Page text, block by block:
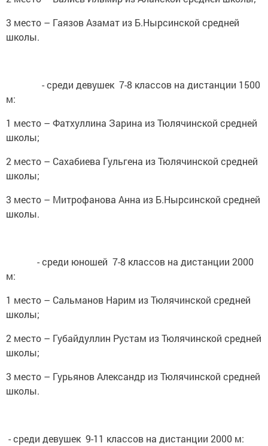
3 место – Гаязов Азамат из Б.Нырсинской средней
школы.
- среди девушек 7-8 классов на дистанции 1500
м:
1 место – Фатхуллина Зарина из Тюлячинской средней
школы;
2 место – Сахабиева Гульгена из Тюлячинской средней
школы;
3 место – Митрофанова Анна из Б.Нырсинской средней
школы.
- среди юношей 7-8 классов на дистанции 2000
м:
1 место – Сальманов Нарим из Тюлячинской средней
школы;
2 место – Губайдуллин Рустам из Тюлячинской средней
школы;
3 место – Гурьянов Александр из Тюлячинской средней
школы.
- среди девушек 9-11 классов на дистанции 2000 м: